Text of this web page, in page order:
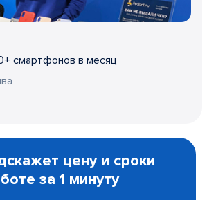
смартфонов в месяц
цену и сроки
за 1 минуту